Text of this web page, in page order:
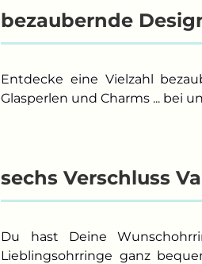
bezaubernde
Entdecke eine Vielzahl
Glasperlen und Charms ... bei
sechs Verschluss
Du hast Deine
Lieblingsohrringe ganz